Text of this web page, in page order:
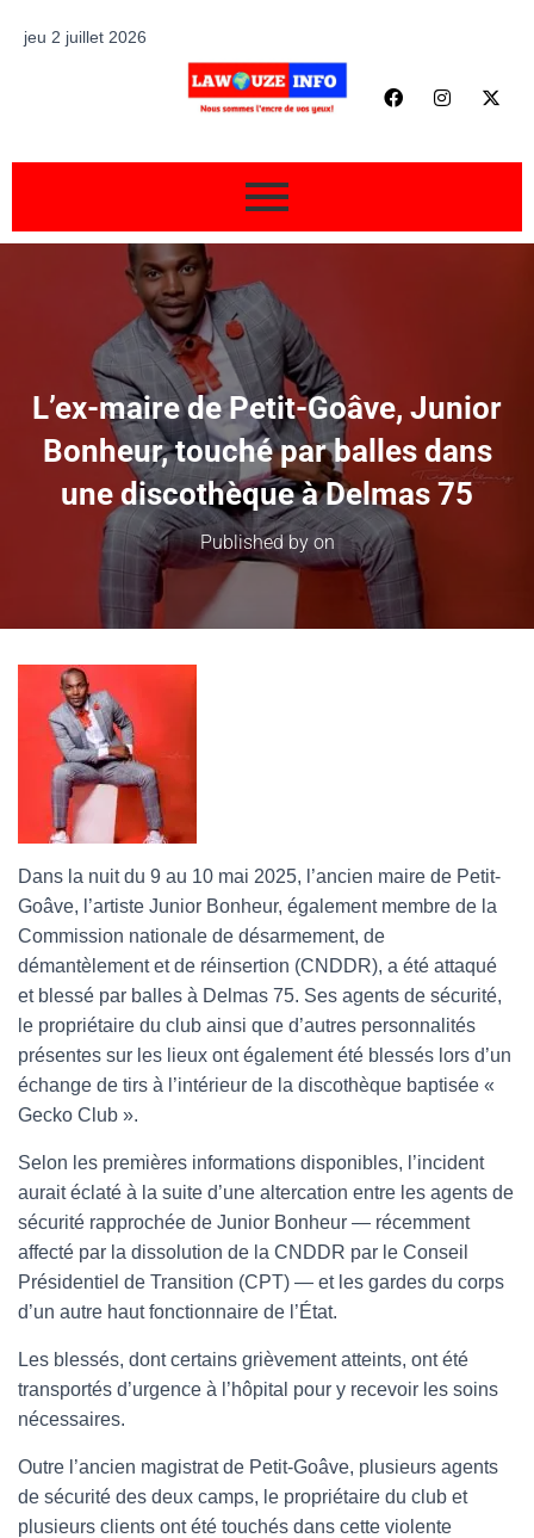
jeu 2 juillet 2026
L’ex-maire de Petit-Goâve, Junior
Bonheur, touché par balles dans
une discothèque à Delmas 75
Published by on
Dans la nuit du 9 au 10 mai 2025, l’ancien maire de Petit-
Goâve, l’artiste Junior Bonheur, également membre de la
Commission nationale de désarmement, de
démantèlement et de réinsertion (CNDDR), a été attaqué
et blessé par balles à Delmas 75. Ses agents de sécurité,
le propriétaire du club ainsi que d’autres personnalités
présentes sur les lieux ont également été blessés lors d’un
échange de tirs à l’intérieur de la discothèque baptisée «
Gecko Club ».
Selon les premières informations disponibles, l’incident
aurait éclaté à la suite d’une altercation entre les agents de
sécurité rapprochée de Junior Bonheur — récemment
affecté par la dissolution de la CNDDR par le Conseil
Présidentiel de Transition (CPT) — et les gardes du corps
d’un autre haut fonctionnaire de l’État.
Les blessés, dont certains grièvement atteints, ont été
transportés d’urgence à l’hôpital pour y recevoir les soins
nécessaires.
Outre l’ancien magistrat de Petit-Goâve, plusieurs agents
de sécurité des deux camps, le propriétaire du club et
plusieurs clients ont été touchés dans cette violente